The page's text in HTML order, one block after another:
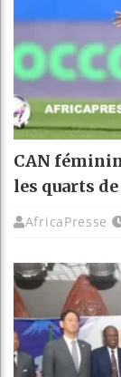
CAN
les quarts
AfricaPresse